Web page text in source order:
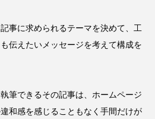
事に求められるテーマを決めて、工
伝えたいメッセージを考えて構成を
筆できるその記事は、ホームページ
和感を感じることもなく手間だけが